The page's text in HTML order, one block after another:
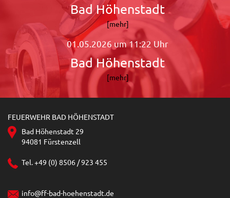
Bad Höhenstadt
[mehr]
01.05.2026 um 11:22 Uhr
Bad Höhenstadt
[mehr]
FEUERWEHR BAD HÖHENSTADT
Bad Höhenstadt 29
94081 Fürstenzell
Tel. +49 (0) 8506 / 923 455
info@ff-bad-hoehenstadt.de